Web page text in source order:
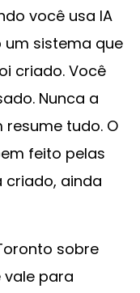
você usa IA
sistema que
criado. Você
Nunca a
tudo. O
feito pelas
criado, ainda
sobre
vale para